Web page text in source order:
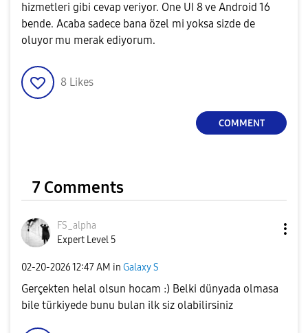
hizmetleri gibi cevap veriyor. One UI 8 ve Android 16
bende. Acaba sadece bana özel mi yoksa sizde de
oluyor mu merak ediyorum.
8 Likes
COMMENT
7 Comments
FS_alpha
Expert Level 5
‎02-20-202612:47 AM in Galaxy S
Gerçekten helal olsun hocam :) Belki dünyada olmasa
bile türkiyede bunu bulan ilk siz olabilirsiniz